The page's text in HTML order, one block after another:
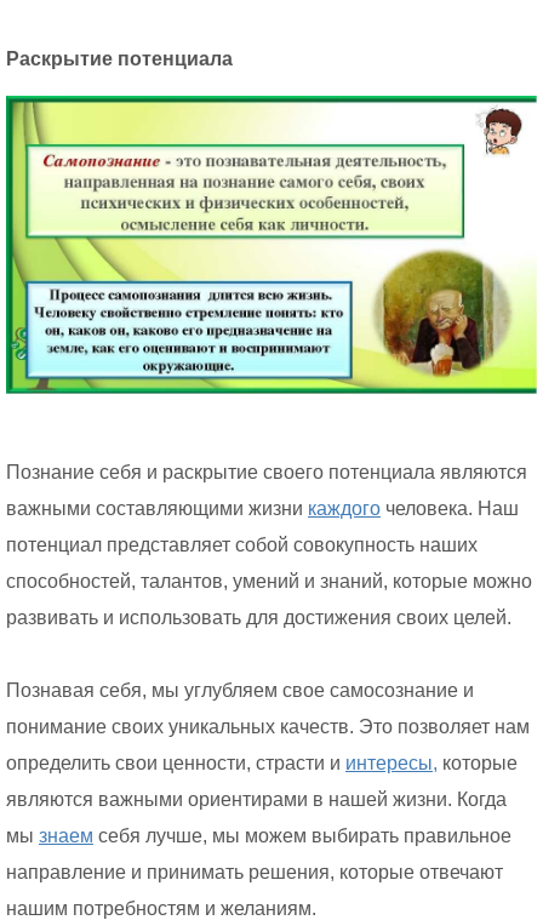
Раскрытие потенциала
Познание себя и раскрытие своего потенциала являются
важными составляющими жизни каждого человека. Наш
потенциал представляет собой совокупность наших
способностей, талантов, умений и знаний, которые можно
развивать и использовать для достижения своих целей.
Познавая себя, мы углубляем свое самосознание и
понимание своих уникальных качеств. Это позволяет нам
определить свои ценности, страсти и интересы, которые
являются важными ориентирами в нашей жизни. Когда
мы знаем себя лучше, мы можем выбирать правильное
направление и принимать решения, которые отвечают
нашим потребностям и желаниям.